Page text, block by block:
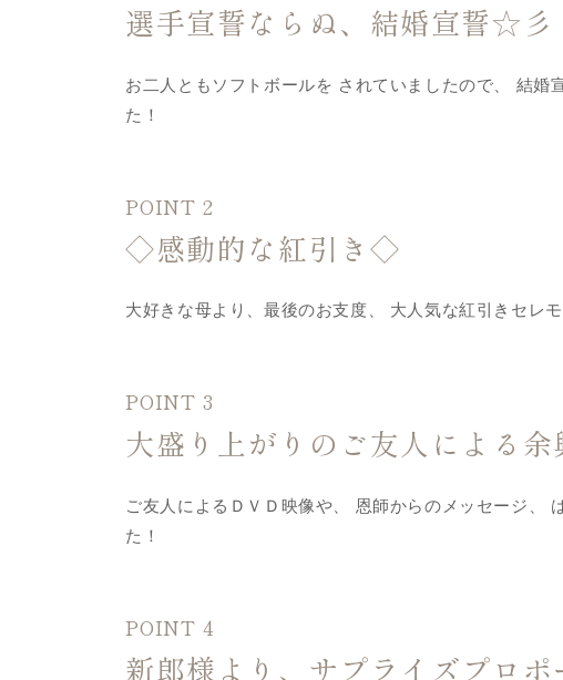
選手宣誓ならぬ、結婚宣誓☆彡
お二人ともソフトボールを されていましたので、 結婚
た！
POINT 2
◇感動的な紅引き◇
大好きな母より、最後のお支度、 大人気な紅引きセレ
POINT 3
大盛り上がりのご友人による
ご友人によるＤＶＤ映像や、 恩師からのメッセージ、
た！
POINT 4
新郎様より、サプライズプロ